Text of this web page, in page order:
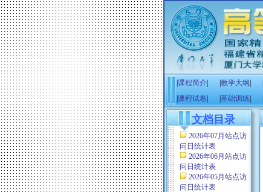
课程简介 教学大纲
课程试卷 基础训练
文档目录
2026年07月站点访
问日统计表
2026年06月站点访
问日统计表
2026年05月站点访
问日统计表